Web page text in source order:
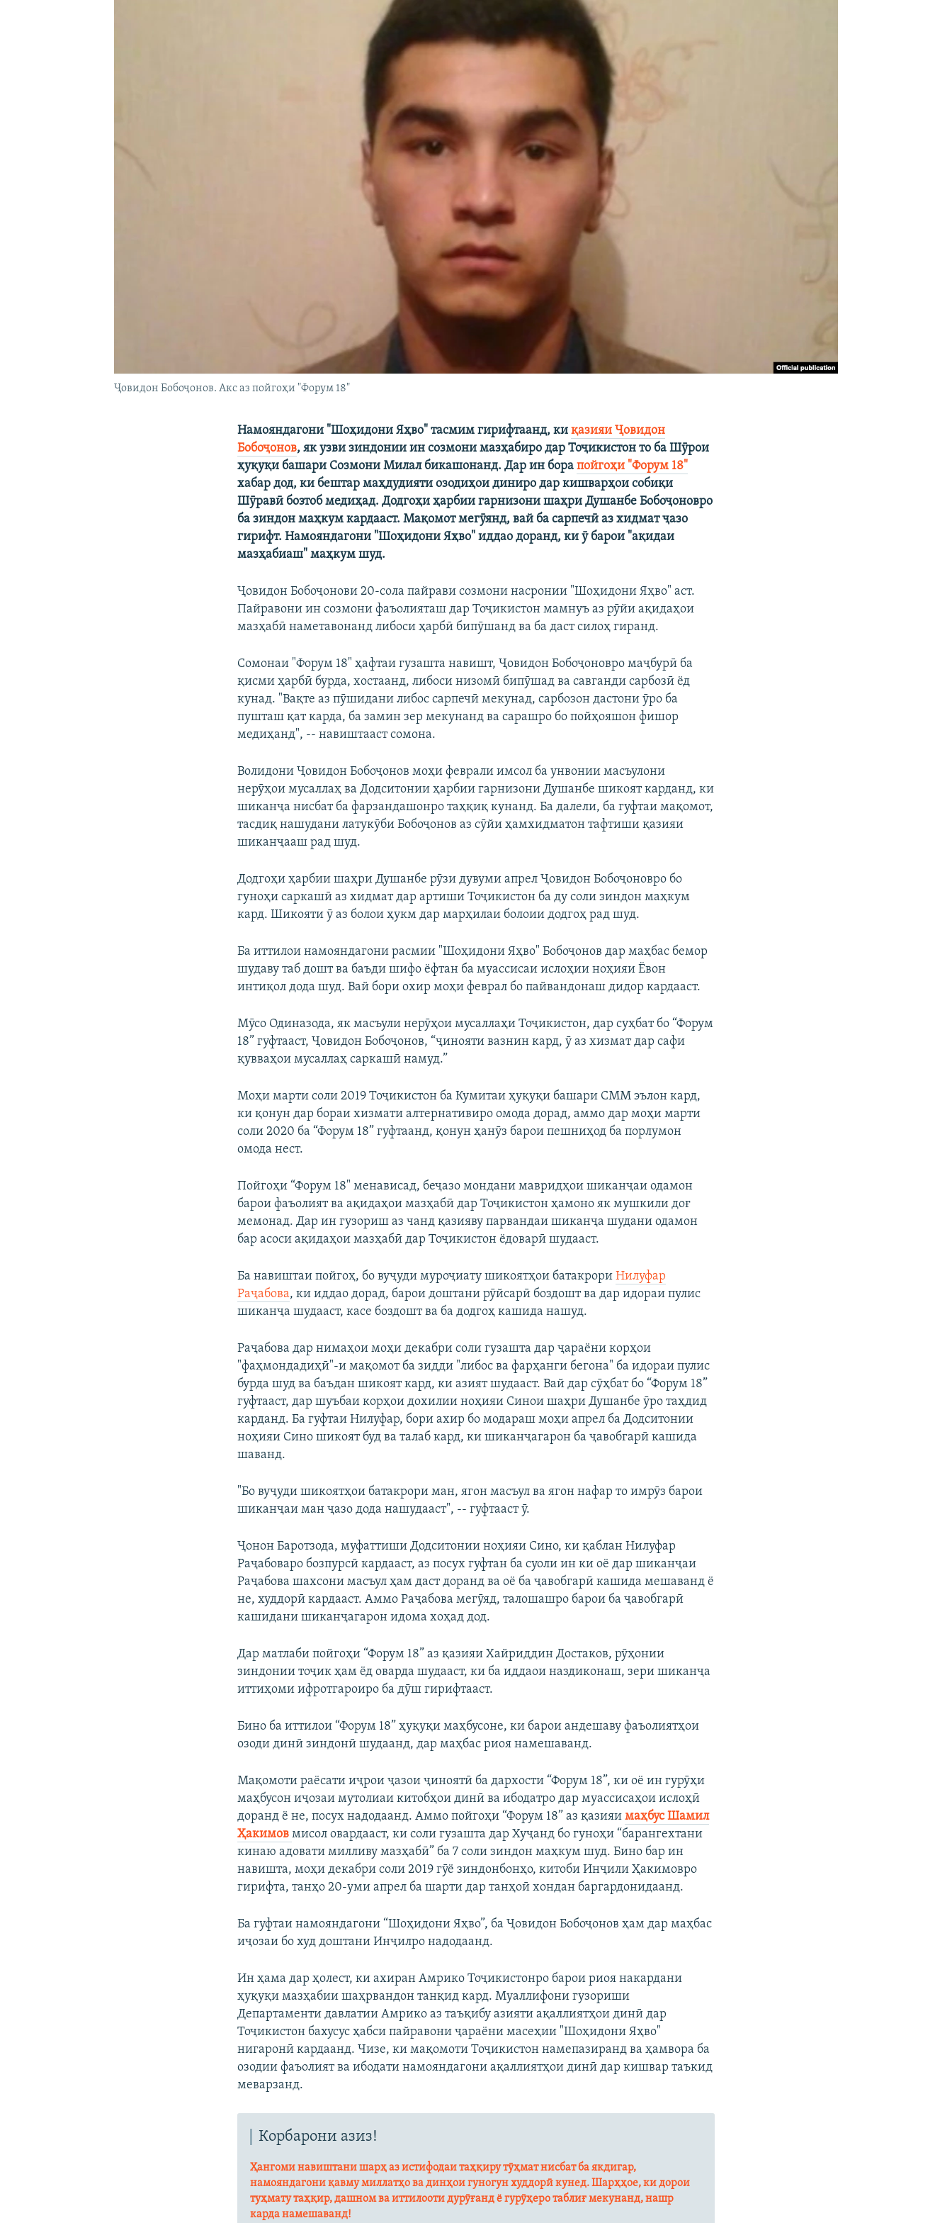
Ҷовидон Бобоҷонов. Акс аз пойгоҳи "Форум 18"
Намояндагони "Шоҳидони Яҳво" тасмим гирифтаанд, киқазияи Ҷовидон
Бобоҷонов, як узви зиндонии ин созмони мазҳабиро дар Тоҷикистон то ба Шӯрои
ҳуқуқи башари Созмони Милал бикашонанд. Дар ин борапойгоҳи "Форум 18"
хабар дод, ки бештар маҳдудияти озодиҳои диниро дар кишварҳои собиқи
Шӯравӣ бозтоб медиҳад. Додгоҳи ҳарбии гарнизони шаҳри Душанбе Бобоҷоновро
ба зиндон маҳкум кардааст. Мақомот мегӯянд, вай ба сарпечӣ аз хидмат ҷазо
гирифт. Намояндагони "Шоҳидони Яҳво" иддао доранд, ки ӯ барои "ақидаи
мазҳабиаш" маҳкум шуд.
Ҷовидон Бобоҷонови 20-сола пайрави созмони насронии "Шоҳидони Яҳво" аст.
Пайравони ин созмони фаъолияташ дар Тоҷикистон мамнуъ аз рӯйи ақидаҳои
мазҳабӣ наметавонанд либоси ҳарбӣ бипӯшанд ва ба даст силоҳ гиранд.
Сомонаи "Форум 18" ҳафтаи гузашта навишт, Ҷовидон Бобоҷоновро маҷбурӣ ба
қисми ҳарбӣ бурда, хостаанд, либоси низомӣ бипӯшад ва савганди сарбозӣ ёд
кунад. "Вақте аз пӯшидани либос сарпечӣ мекунад, сарбозон дастони ӯро ба
пушташ қат карда, ба замин зер мекунанд ва сарашро бо пойҳояшон фишор
медиҳанд", -- навиштааст сомона.
Волидони Ҷовидон Бобоҷонов моҳи феврали имсол ба унвонии масъулони
нерӯҳои мусаллаҳ ва Додситонии ҳарбии гарнизони Душанбе шикоят карданд, ки
шиканҷа нисбат ба фарзандашонро таҳқиқ кунанд. Ба далели, ба гуфтаи мақомот,
тасдиқ нашудани латукӯби Бобоҷонов аз сӯйи ҳамхидматон тафтиши қазияи
шиканҷааш рад шуд.
Додгоҳи ҳарбии шаҳри Душанбе рӯзи дувуми апрел Ҷовидон Бобоҷоновро бо
гуноҳи саркашӣ аз хидмат дар артиши Тоҷикистон ба ду соли зиндон маҳкум
кард. Шикояти ӯ аз болои ҳукм дар марҳилаи болоии додгоҳ рад шуд.
Ба иттилои намояндагони расмии "Шоҳидони Яҳво" Бобоҷонов дар маҳбас бемор
шудаву таб дошт ва баъди шифо ёфтан ба муассисаи ислоҳии ноҳияи Ёвон
интиқол дода шуд. Вай бори охир моҳи феврал бо пайвандонаш дидор кардааст.
Мӯсо Одиназода, як масъули нерӯҳои мусаллаҳи Тоҷикистон, дар суҳбат бо “Форум
18” гуфтааст, Ҷовидон Бобоҷонов, “ҷинояти вазнин кард, ӯ аз хизмат дар сафи
қувваҳои мусаллаҳ саркашӣ намуд.”
Моҳи марти соли 2019 Тоҷикистон ба Кумитаи ҳуқуқи башари СММ эълон кард,
ки қонун дар бораи хизмати алтернативиро омода дорад, аммо дар моҳи марти
соли 2020 ба “Форум 18” гуфтаанд, қонун ҳанӯз барои пешниҳод ба порлумон
омода нест.
Пойгоҳи “Форум 18" менависад, беҷазо мондани мавридҳои шиканҷаи одамон
барои фаъолият ва ақидаҳои мазҳабӣ дар Тоҷикистон ҳамоно як мушкили доғ
мемонад. Дар ин гузориш аз чанд қазияву парвандаи шиканҷа шудани одамон
бар асоси ақидаҳои мазҳабӣ дар Тоҷикистон ёдоварӣ шудааст.
Ба навиштаи пойгоҳ, бо вуҷуди муроҷиату шикоятҳои батакрориНилуфар
Раҷабова, ки иддао дорад, барои доштани рӯйсарӣ боздошт ва дар идораи пулис
шиканҷа шудааст, касе боздошт ва ба додгоҳ кашида нашуд.
Раҷабова дар нимаҳои моҳи декабри соли гузашта дар ҷараёни корҳои
"фаҳмондадиҳӣ"-и мақомот ба зидди "либос ва фарҳанги бегона" ба идораи пулис
бурда шуд ва баъдан шикоят кард, ки азият шудааст. Вай дар сӯҳбат бо “Форум 18”
гуфтааст, дар шуъбаи корҳои дохилии ноҳияи Синои шаҳри Душанбе ӯро таҳдид
карданд. Ба гуфтаи Нилуфар, бори ахир бо модараш моҳи апрел ба Додситонии
ноҳияи Сино шикоят буд ва талаб кард, ки шиканҷагарон ба ҷавобгарӣ кашида
шаванд.
"Бо вуҷуди шикоятҳои батакрори ман, ягон масъул ва ягон нафар то имрӯз барои
шиканҷаи ман ҷазо дода нашудааст", -- гуфтааст ӯ.
Ҷонон Баротзода, муфаттиши Додситонии ноҳияи Сино, ки қаблан Нилуфар
Раҷабоваро бозпурсӣ кардааст, аз посух гуфтан ба суоли ин ки оё дар шиканҷаи
Раҷабова шахсони масъул ҳам даст доранд ва оё ба ҷавобгарӣ кашида мешаванд ё
не, худдорӣ кардааст. Аммо Раҷабова мегӯяд, талошашро барои ба ҷавобгарӣ
кашидани шиканҷагарон идома хоҳад дод.
Дар матлаби пойгоҳи “Форум 18” аз қазияи Хайриддин Достаков, рӯҳонии
зиндонии тоҷик ҳам ёд оварда шудааст, ки ба иддаои наздиконаш, зери шиканҷа
иттиҳоми ифротгароиро ба дӯш гирифтааст.
Бино ба иттилои “Форум 18” ҳуқуқи маҳбусоне, ки барои андешаву фаъолиятҳои
озоди динӣ зиндонӣ шудаанд, дар маҳбас риоя намешаванд.
Мақомоти раёсати иҷрои ҷазои ҷиноятӣ ба дархости “Форум 18”, ки оё ин гурӯҳи
маҳбусон иҷозаи мутолиаи китобҳои динӣ ва ибодатро дар муассисаҳои ислоҳӣ
доранд ё не, посух надодаанд. Аммо пойгоҳи “Форум 18” аз қазияимаҳбус Шамил
Ҳакимовмисол овардааст, ки соли гузашта дар Хуҷанд бо гуноҳи “барангехтани
кинаю адовати милливу мазҳабӣ” ба 7 соли зиндон маҳкум шуд. Бино бар ин
навишта, моҳи декабри соли 2019 гӯё зиндонбонҳо, китоби Инҷили Ҳакимовро
гирифта, танҳо 20-уми апрел ба шарти дар танҳоӣ хондан баргардонидаанд.
Ба гуфтаи намояндагони “Шоҳидони Яҳво”, ба Ҷовидон Бобоҷонов ҳам дар маҳбас
иҷозаи бо худ доштани Инҷилро надодаанд.
Ин ҳама дар ҳолест, ки ахиран Амрико Тоҷикистонро барои риоя накардани
ҳуқуқи мазҳабии шаҳрвандон танқид кард. Муаллифони гузориши
Департаменти давлатии Амрико аз таъқибу азияти ақаллиятҳои динӣ дар
Тоҷикистон бахусус ҳабси пайравони ҷараёни масеҳии "Шоҳидони Яҳво"
нигаронӣ кардаанд. Чизе, ки мақомоти Тоҷикистон намепазиранд ва ҳамвора ба
озодии фаъолият ва ибодати намояндагони ақаллиятҳои динӣ дар кишвар таъкид
меварзанд.
Корбарони азиз!
Ҳангоми навиштани шарҳ аз истифодаи таҳқиру тӯҳмат нисбат ба якдигар,
намояндагони қавму миллатҳо ва динҳои гуногун худдорӣ кунед. Шарҳҳое, ки дорои
туҳмату таҳқир, дашном ва иттилооти дурӯғанд ё гурӯҳеро таблиғ мекунанд, нашр
карда намешаванд!